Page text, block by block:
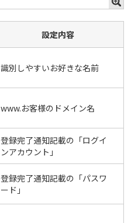
設定内容
識別しやすいお好きな名前
www.お客様のドメイン名
登録完了通知記載の「ログイ
ンアカウント」
登録完了通知記載の「パスワ
ード」